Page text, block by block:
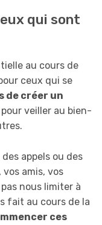
qui sont
au cours de
ceux qui se
de créer un
pour veiller au bien-
appels ou des
amis, vos
nous limiter à
fait au cours de la
ces